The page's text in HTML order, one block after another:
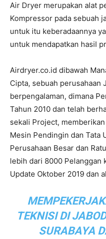
Air Dryer merupakan alat
Kompressor pada sebuah
untuk itu keberadaannya
untuk mendapatkan hasil
Airdryer.co.id dibawah
Cipta, sebuah perusahaan
berpengalaman, dimana
Tahun 2010 dan telah
sekali Project,
Mesin Pendingin dan Tata
Perusahaan Besar dan
lebih dari 8000 Pelanggan
Update Oktober 2019 dan
TEKNISI DI
SURABAYA